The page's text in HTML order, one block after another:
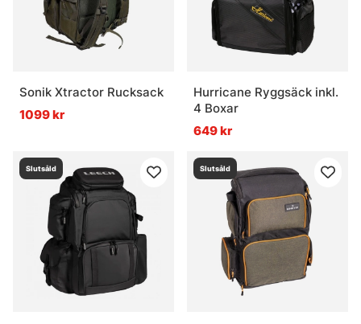
Sonik Xtractor Rucksack
1099 kr
Hurricane Ryggsäck inkl.
4 Boxar
649 kr
Slutsåld Slutsåld